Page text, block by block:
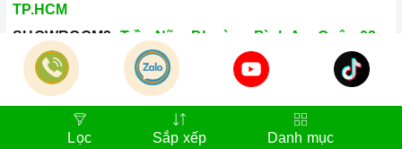
Lọc Sắp xếp Danh mục
TP.HCM
SHOWROOM2:
Trần Não, Phường Bình An, Quận 02,
TP.HCM
Hotline:
028.66.79.8989
Khiếu nại: